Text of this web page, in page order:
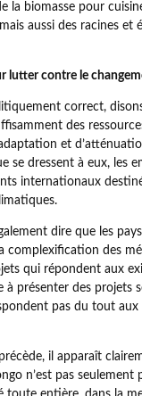
biomasse pour
aussi des racines et
lutter contre le
correct,
des
et
se dressent à eux, les
internationaux
dire que les
complexification des
qui répondent aux
présenter des projets
pas du tout
il apparaît
n’est pas